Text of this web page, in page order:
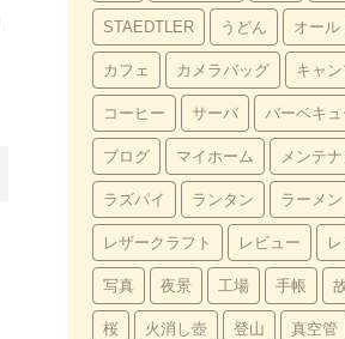
STAEDTLER うどん オール
カフェ カメラバッグ キャ
コーヒー サーバ バーベキュ
ブログ マイホーム メンテナ
ラズパイ ランタン ラーメン
レザークラフト レビュー
写真 夜景 工場 手帳
桜 火消し壺 登山 真空管